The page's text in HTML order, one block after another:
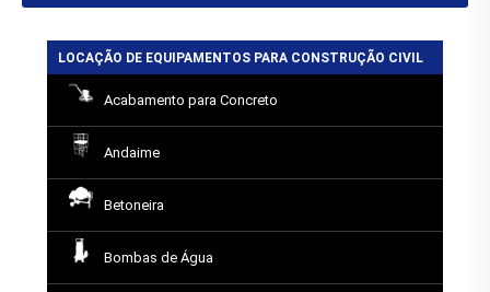
LOCAÇÃO DE EQUIPAMENTOS PARA CONSTRUÇÃO CIVIL
Acabamento para Concreto
Andaime
Betoneira
Bombas de Água